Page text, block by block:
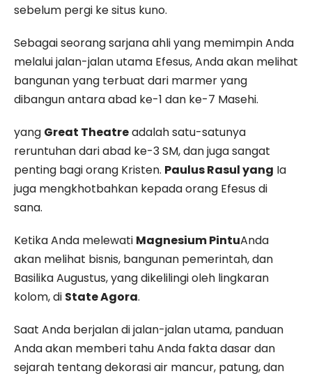
sebelum pergi ke situs kuno.
Sebagai seorang sarjana ahli yang memimpin Anda
melalui jalan-jalan utama Efesus, Anda akan melihat
bangunan yang terbuat dari marmer yang
dibangun antara abad ke-1 dan ke-7 Masehi.
yang Great Theatreadalah satu-satunya
reruntuhan dari abad ke-3 SM, dan juga sangat
penting bagi orang Kristen. Paulus Rasul yang Ia
juga mengkhotbahkan kepada orang Efesus di
sana.
Ketika Anda melewati Magnesium PintuAnda
akan melihat bisnis, bangunan pemerintah, dan
Basilika Augustus, yang dikelilingi oleh lingkaran
kolom, di State Agora.
Saat Anda berjalan di jalan-jalan utama, panduan
Anda akan memberi tahu Anda fakta dasar dan
sejarah tentang dekorasi air mancur, patung, dan